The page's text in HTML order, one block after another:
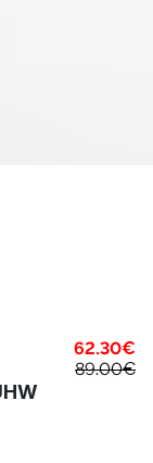
62.30€
89.00€